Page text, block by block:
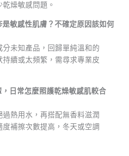
燥敏感問題。
敏感性肌膚？不確定原因該如何
未知產品，回歸單純溫和的
續或太頻繁，需尋求專業皮
日常怎麼照護乾燥敏感肌較合
熱用水，再搭配無香料滋潤
補擦次數提高，冬天或空調